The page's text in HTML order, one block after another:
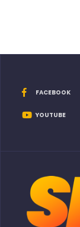
FACEBOOK
YOUTUBE